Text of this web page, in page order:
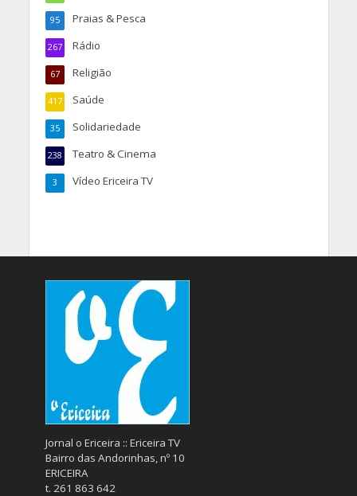
Praias & Pesca
95
Rádio
267
Religião
67
Saúde
417
Solidariedade
35
Teatro & Cinema
238
Vídeo Ericeira TV
3
Jornal o Ericeira :: Ericeira TV
Bairro das Andorinhas, nº 10
ERICEIRA
t. 261 863 642